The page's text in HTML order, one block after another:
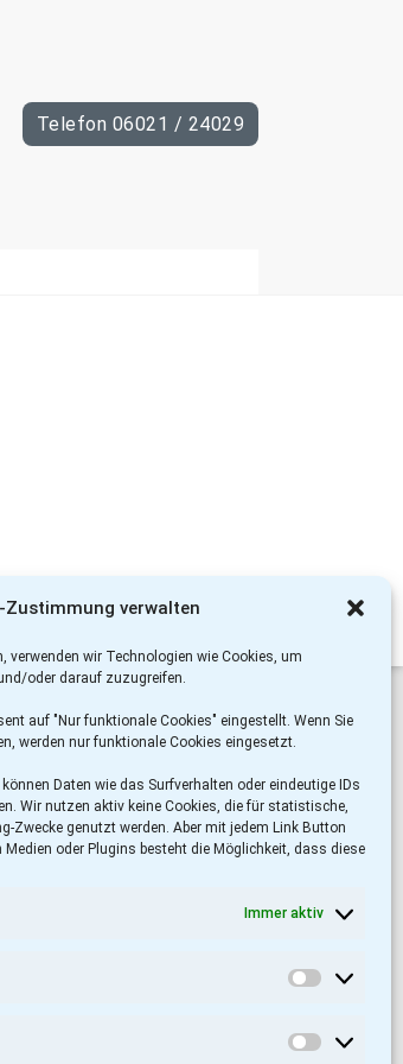
Zustimmung verwalten
verwenden wir Technologien wie Cookies, um
oder darauf zuzugreifen.
auf "Nur funktionale Cookies" eingestellt. Wenn Sie
werden nur funktionale Cookies eingesetzt.
Daten wie das Surfverhalten oder eindeutige IDs
Wir nutzen aktiv keine Cookies, die für statistische,
Zwecke genutzt werden. Aber mit jedem Link Button
Medien oder Plugins besteht die Möglichkeit, dass diese
Immer aktiv
Telefon 06021 / 24029